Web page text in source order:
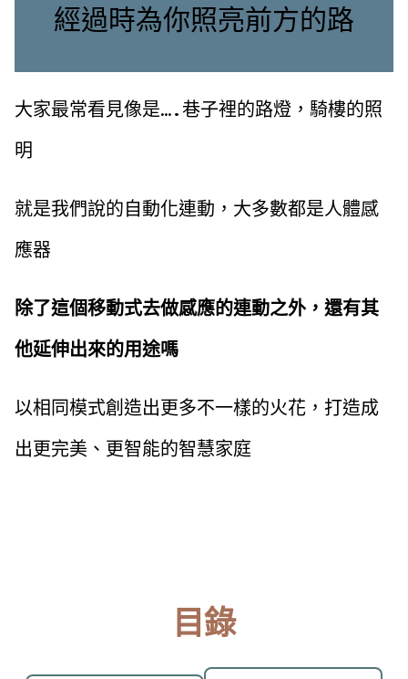
經過時為你照亮前方的路
大家最常看見像是….巷子裡的路燈，騎樓的照
明
就是我們說的自動化連動，大多數都是人體感
應器
除了這個移動式去做感應的連動之外，還有其
他延伸出來的用途嗎
以相同模式創造出更多不一樣的火花，打造成
出更完美、更智能的智慧家庭
目錄